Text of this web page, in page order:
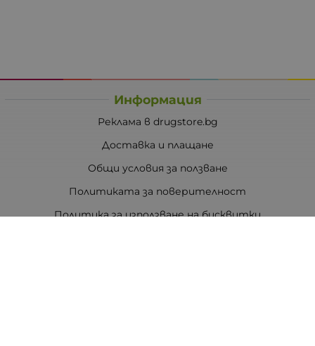
Информация
Реклама в drugstore.bg
Доставка и плащане
Общи условия за ползване
Политиката за поверителност
Политика за използване на бисквитки